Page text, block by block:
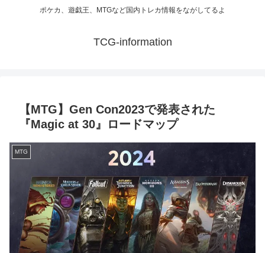
ポケカ、遊戯王、MTGなど国内トレカ情報をながしてるよ
TCG-information
【MTG】Gen Con2023で発表された
『Magic at 30』ロードマップ
MTG